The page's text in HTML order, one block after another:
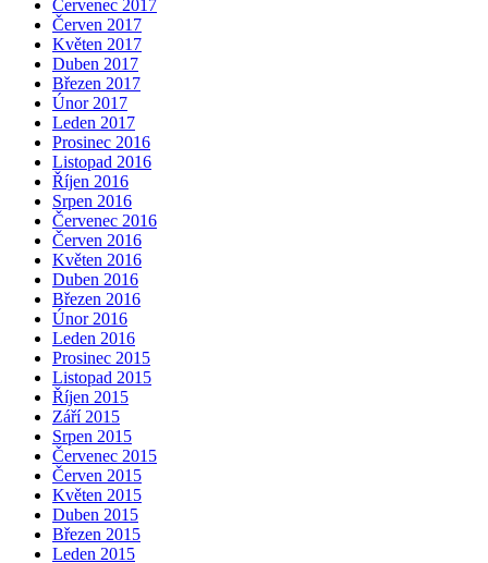
Červenec 2017
Červen 2017
Květen 2017
Duben 2017
Březen 2017
Únor 2017
Leden 2017
Prosinec 2016
Listopad 2016
Říjen 2016
Srpen 2016
Červenec 2016
Červen 2016
Květen 2016
Duben 2016
Březen 2016
Únor 2016
Leden 2016
Prosinec 2015
Listopad 2015
Říjen 2015
Září 2015
Srpen 2015
Červenec 2015
Červen 2015
Květen 2015
Duben 2015
Březen 2015
Leden 2015